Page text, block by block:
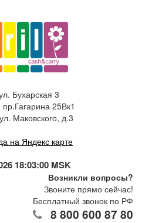
Бухарская 3
25Вк1
Маковского, д.3
на Яндекс карте
18:03:00 MSK
Возникли вопросы?
Звоните прямо сейчас!
Бесплатный звонок по РФ
8 800 600 87 80